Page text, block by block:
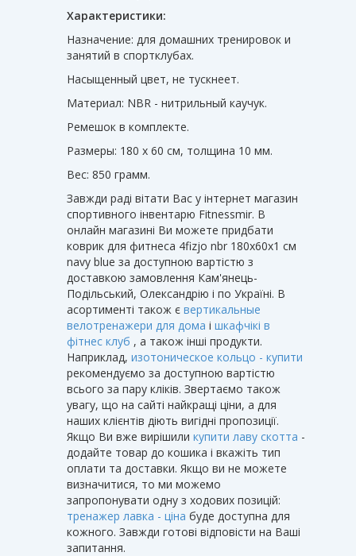
Характеристики:
Назначение: для домашних тренировок и
занятий в спортклубах.
Насыщенный цвет, не тускнеет.
Материал: NBR - нитрильный каучук.
Ремешок в комплекте.
Размеры: 180 х 60 см, толщина 10 мм.
Вес: 850 грамм.
Завжди раді вітати Вас у інтернет магазин
спортивного інвентарю Fitnessmir. В
онлайн магазині Ви можете придбати
коврик для фитнеса 4fizjo nbr 180x60x1 см
navy blue за доступною вартістю з
доставкою замовлення Кам'янець-
Подільський, Олександрію і по Україні. В
асортименті також є вертикальные
велотренажери для дома і шкафчікі в
фітнес клуб , а також інші продукти.
Наприклад, изотоническое кольцо - купити
рекомендуємо за доступною вартістю
всього за пару кліків. Звертаємо також
увагу, що на сайті найкращі ціни, а для
наших клієнтів діють вигідні пропозиції.
Якщо Ви вже вирішили купити лаву скотта -
додайте товар до кошика і вкажіть тип
оплати та доставки. Якщо ви не можете
визначитися, то ми можемо
запропонувати одну з ходових позицій:
тренажер лавка - ціна буде доступна для
кожного. Завжди готові відповісти на Ваші
запитання.